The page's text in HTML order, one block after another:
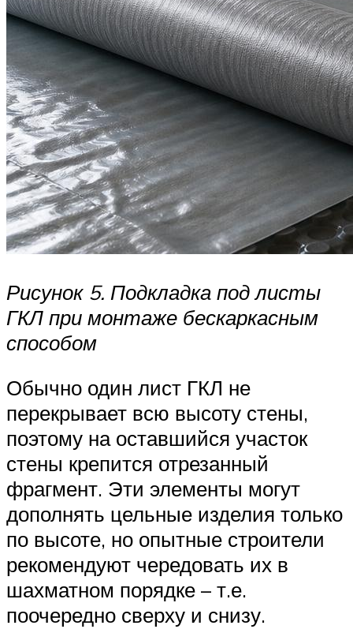
Рисунок 5. Подкладка под листы
ГКЛ при монтаже бескаркасным
способом
Обычно один лист ГКЛ не
перекрывает всю высоту стены,
поэтому на оставшийся участок
стены крепится отрезанный
фрагмент. Эти элементы могут
дополнять цельные изделия только
по высоте, но опытные строители
рекомендуют чередовать их в
шахматном порядке – т.е.
поочередно сверху и снизу.